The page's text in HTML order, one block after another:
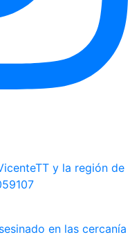
y la región de
en las cercanía